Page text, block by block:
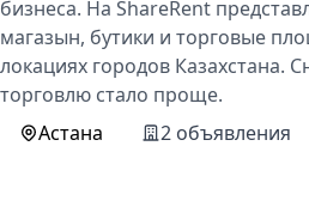
бизнеса. На ShareRent
магазын, бутики и торговые
локациях городов Казахстана.
торговлю стало проще.
Астана
2 объявления